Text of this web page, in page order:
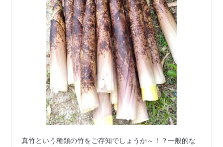
真竹という種類の竹をご存知でしょうか～！？一般的な